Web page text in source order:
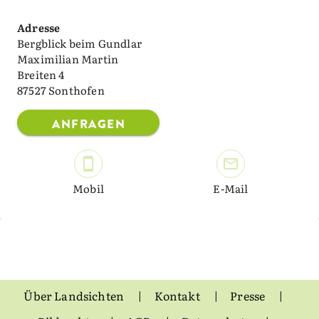
Adresse
Bergblick beim Gundlar
Maximilian Martin
Breiten 4
87527 Sonthofen
ANFRAGEN
Mobil E-Mail
Über Landsichten Kontakt
Presse